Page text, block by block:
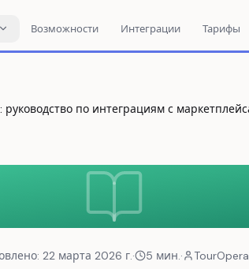
Возможности Интеграции Тарифы
по интеграциям с
: 22 марта 2026 г.· 5 мин.·